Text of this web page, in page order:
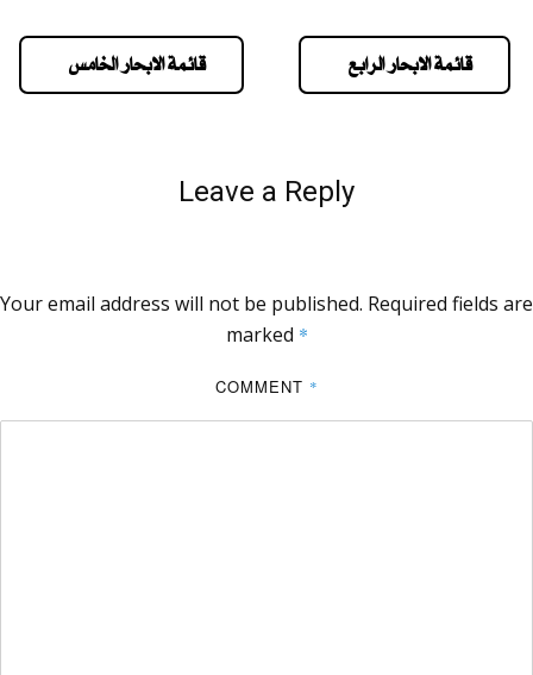
قائمة الابحار الخامس قائمة الابحار الرابع
Leave a Reply
Your email address will not be published. Required fields are
marked *
COMMENT *